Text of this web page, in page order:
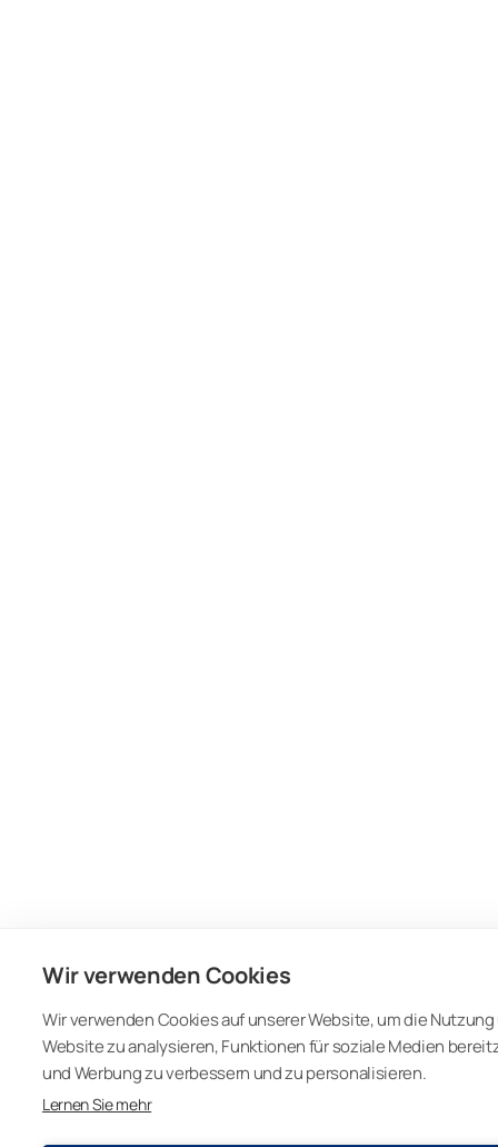
Wir verwenden Cookies
Wir verwenden Cookies auf unserer Website, um die
Website zu analysieren, Funktionen für soziale Medien
und Werbung zu verbessern und zu personalisieren.
Lernen Sie mehr